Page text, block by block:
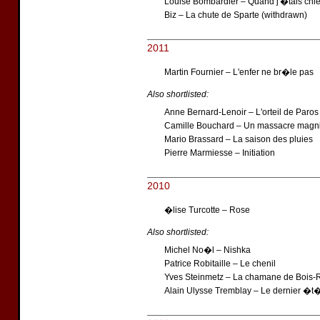
Biz – La chute de Sparte (withdrawn)
2011
Martin Fournier – L'enfer ne br�le pas
Also shortlisted:
Anne Bernard-Lenoir – L'orteil de Paros
Camille Bouchard – Un massacre
Mario Brassard – La saison des pluies
Pierre Marmiesse – Initiation
2010
�lise Turcotte – Rose
Also shortlisted:
Michel No�l – Nishka
Patrice Robitaille – Le chenil
Yves Steinmetz – La chamane de Bois-
Alain Ulysse Tremblay – Le dernier